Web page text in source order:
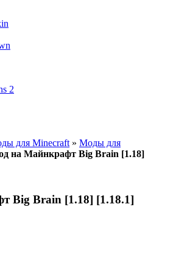
2
для Minecraft » Моды для
на Майнкрафт Big Brain [1.18]
Big Brain [1.18] [1.18.1]